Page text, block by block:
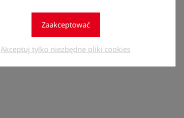
Zaakceptować
Akceptuj tylko niezbędne pliki cookies